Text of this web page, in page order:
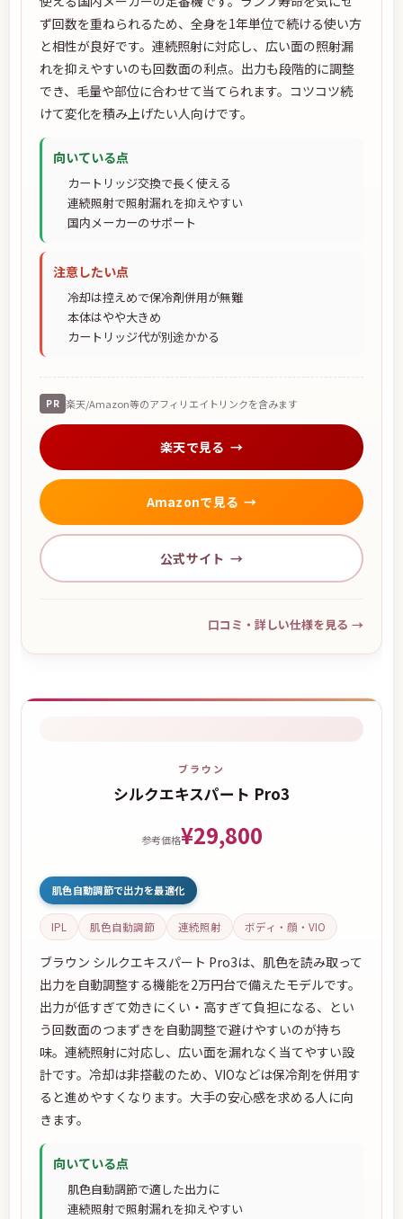
ず回数を重ねられるため、全身を1年単位で続ける使い方
と相性が良好です。連続照射に対応し、広い面の照射漏
れを抑えやすいのも回数面の利点。出力も段階的に調整
でき、毛量や部位に合わせて当てられます。コツコツ続
けて変化を積み上げたい人向けです。
向いている点
カートリッジ交換で長く使える
連続照射で照射漏れを抑えやすい
国内メーカーのサポート
注意したい点
冷却は控えめで保冷剤併用が無難
本体はやや大きめ
カートリッジ代が別途かかる
PR 楽天/Amazon等のアフィリエイトリンクを含みます
楽天で見る
Amazonで見る
公式サイト
口コミ・詳しい仕様を見る →
ブラウン
シルクエキスパート Pro3
参考価格¥29,800
肌色自動調節で出力を最適化
IPL 肌色自動調節 連続照射 ボディ・顔・VIO
ブラウン シルクエキスパート Pro3は、肌色を読み取って
出力を自動調整する機能を2万円台で備えたモデルです。
出力が低すぎて効きにくい・高すぎて負担になる、とい
う回数面のつまずきを自動調整で避けやすいのが持ち
味。連続照射に対応し、広い面を漏れなく当てやすい設
計です。冷却は非搭載のため、VIOなどは保冷剤を併用す
ると進めやすくなります。大手の安心感を求める人に向
きます。
向いている点
肌色自動調節で適した出力に
連続照射で照射漏れを抑えやすい